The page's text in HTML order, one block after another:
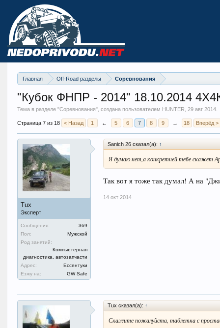
Главная Off-Road разделы Соревнования
"Кубок ФНПР - 2014" 18.10.2014
Тема в разделе "Соревнования", создана пользователем HUNTER, 29 авг 2014.
Страница 7 из 18 < Назад 1 ← 5 6 7 8 9 → 18 Вперёд >
Tux
Эксперт
Сообщения:
369
Пол:
Мужской
Род занятий:
Компьютерная
диагностика, автозапчасти
Адрес:
Ессентуки
Езжу на:
GW Safe
Sanich 26 сказал(а): ↑
Я думаю нет,а конкретней тебе скажет
Так вот я тоже так думал! А на
14 окт 2014
Tux сказал(а): ↑
Скажите пожалуйста, таблетка с